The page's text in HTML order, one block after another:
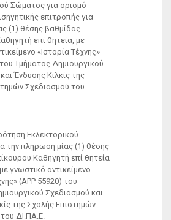
Σώματος για ορισμό
επιτροπής για
(1) θέσης βαθμίδας
επί θητεία, με
«Ιστορία Τέχνης»
Τμήματος Δημιουργικού
Ένδυσης Κιλκίς της
Σχεδιασμού του
Εκλεκτορικού
την πλήρωση μίας (1) θέσης
Καθηγητή επί θητεία
γνωστικό αντικείμενο
(ΑΡΡ 55920) του
Σχεδιασμού και
της Σχολής Επιστημών
ΔΙ.ΠΑ.Ε.